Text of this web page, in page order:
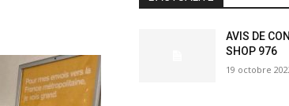
AVIS DE
SHOP 976
19 octobre